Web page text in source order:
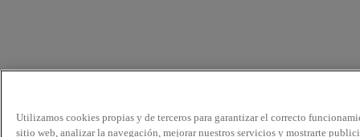
Utilizamos cookies propias y de terceros para garantizar el correcto
sitio web, analizar la navegación, mejorar nuestros servicios y mostrarte